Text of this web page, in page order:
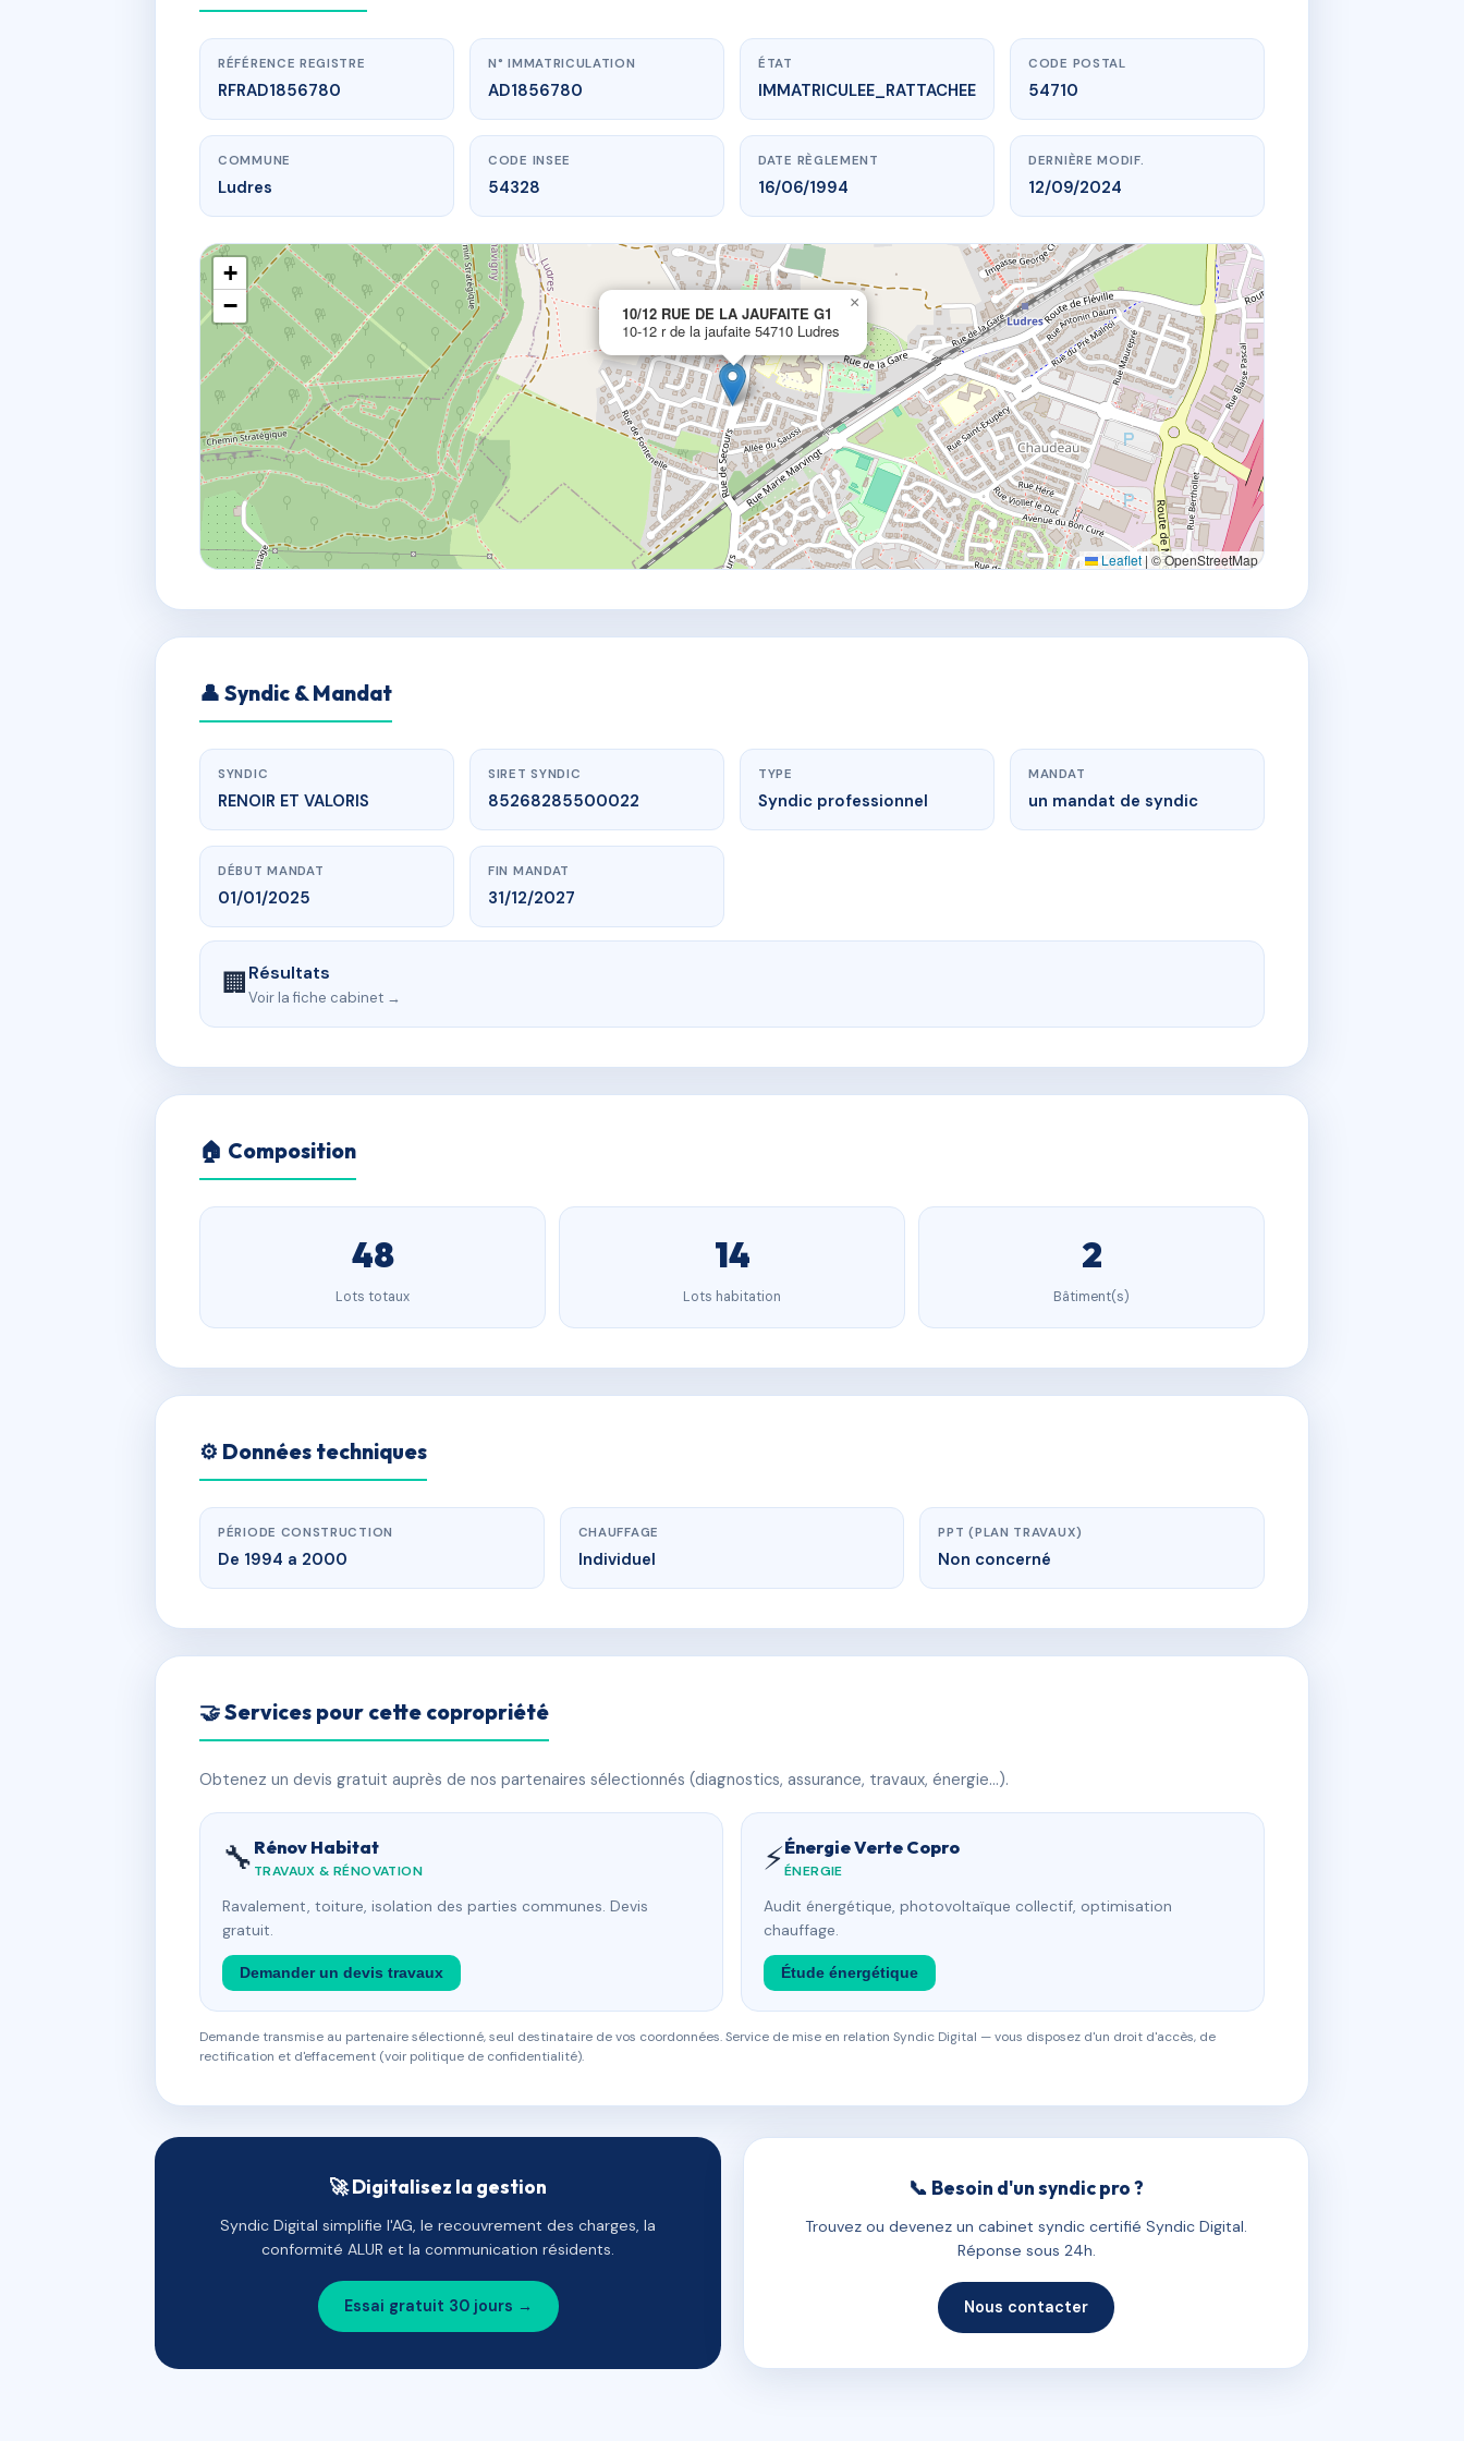
www.vme.plus/AD1856780
10/12 RUE DE LA JAUFAITE G1
10-12 r de la jaufaite54710 Ludres
RÉFÉRENCE REGISTRE
RFRAD1856780
N° IMMATRICULATION
AD1856780
ÉTAT
IMMATRICULEE_RATTACHEE
CODE POSTAL
54710
COMMUNE
Ludres
CODE INSEE
54328
DATE RÈGLEMENT
16/06/1994
DERNIÈRE MODIF.
12/09/2024
10/12 RUE DE LA JAUFAITE G1
10-12 r de la jaufaite 54710 Ludres
×
+
−
Leaflet | © OpenStreetMap
👤 Syndic & Mandat
SYNDIC
RENOIR ET VALORIS
SIRET SYNDIC
85268285500022
TYPE
Syndic professionnel
MANDAT
un mandat de syndic
DÉBUT MANDAT
01/01/2025
FIN MANDAT
31/12/2027
🏢Résultats
Voir la fiche cabinet →
🏠 Composition
48
Lots totaux
14
Lots habitation
2
Bâtiment(s)
⚙️ Données techniques
PÉRIODE CONSTRUCTION
De 1994 a 2000
CHAUFFAGE
Individuel
PPT (PLAN TRAVAUX)
Non concerné
🤝 Services pour cette copropriété
Obtenez un devis gratuit auprès de nos partenaires sélectionnés (diagnostics, assurance, travaux, énergie…).
🔧 Rénov Habitat
TRAVAUX & RÉNOVATION
Ravalement, toiture, isolation des parties communes. Devis
gratuit.
Demander un devis travaux
⚡Énergie Verte Copro
ÉNERGIE
Audit énergétique, photovoltaïque collectif, optimisation
chauffage.
Étude énergétique
Demande transmise au partenaire sélectionné, seul destinataire de vos coordonnées. Service de mise en relation Syndic Digital — vous disposez d'un droit d'accès, de
rectification et d'effacement (voir politique de confidentialité).
🚀 Digitalisez la gestion
Syndic Digital simplifie l'AG, le recouvrement des charges, la
conformité ALUR et la communication résidents.
Essai gratuit 30 jours →
📞 Besoin d'un syndic pro ?
Trouvez ou devenez un cabinet syndic certifié Syndic Digital.
Réponse sous 24h.
Nous contacter